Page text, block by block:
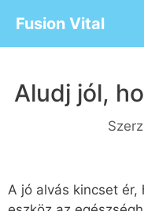
Fusion Vital
Aludj jól,
A jó alvás kincset ér,